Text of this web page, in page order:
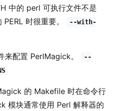
中的 perl 可执行文件不是
时很重要。
--with-
来配置 PerlMagick。
--
的 Makefile 时在命令行
模块通常使用 Perl 解释器的